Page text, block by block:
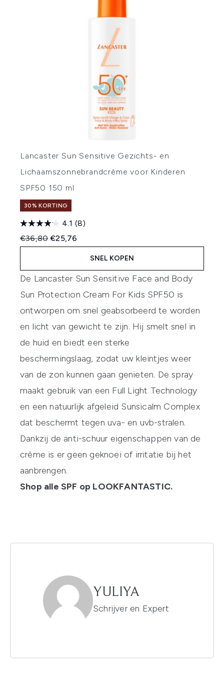
Lancaster Sun Sensitive Gezichts- en
Lichaamszonnebrandcrème voor Kinderen
SPF50 150 ml
30% KORTING
4.1 (8)
Recommended Retail Price:
€36,80Huidige prijs:
€25,76
SNEL KOPEN
De Lancaster Sun Sensitive Face and Body
Sun Protection Cream For Kids SPF50 is
ontworpen om snel geabsorbeerd te worden
en licht van gewicht te zijn. Hij smelt snel in
de huid en biedt een sterke
beschermingslaag, zodat uw kleintjes weer
van de zon kunnen gaan genieten. De spray
maakt gebruik van een Full Light Technology
en een natuurlijk afgeleid Sunsicalm Complex
dat beschermt tegen uva- en uvb-stralen.
Dankzij de anti-schuur eigenschappen van de
crème is er geen geknoei of irritatie bij het
aanbrengen.
Shop alle SPF op LOOKFANTASTIC.
YULIYA
Schrijver en Expert